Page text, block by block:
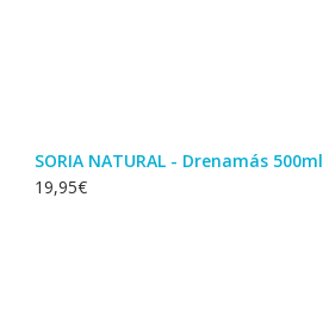
SORIA NATURAL - Drenamás 500ml
19,95€